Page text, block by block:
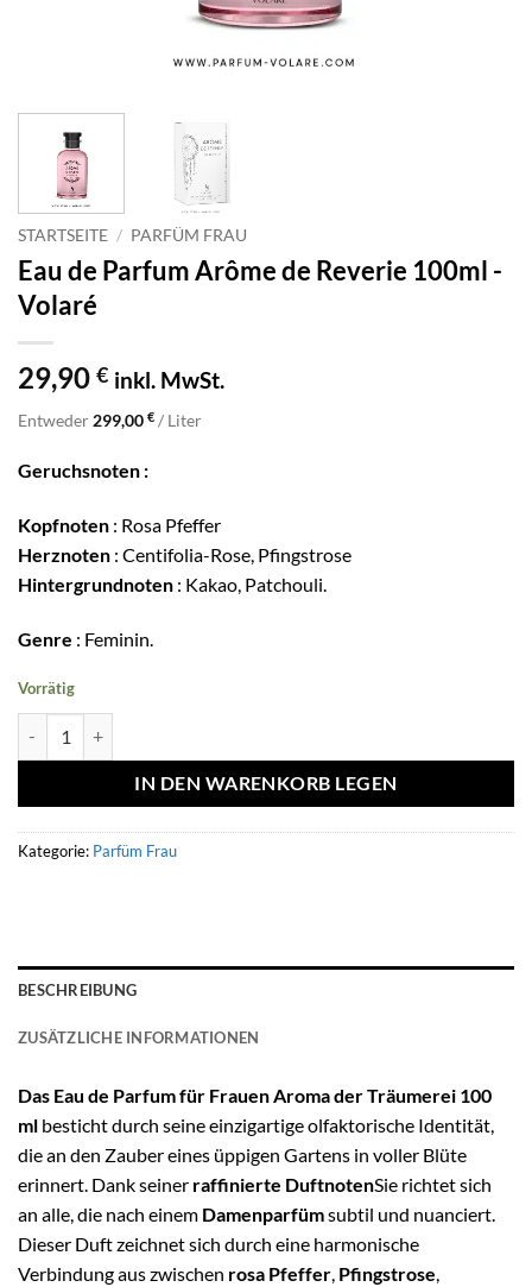
STARTSEITE / PARFÜM FRAU
Eau de Parfum Arôme de Reverie 100ml -
Volaré
29,90 € inkl. MwSt.
Entweder 299,00 € / Liter
Geruchsnoten :
Kopfnoten : Rosa Pfeffer
Herznoten : Centifolia-Rose, Pfingstrose
Hintergrundnoten : Kakao, Patchouli.
Genre : Feminin.
Vorrätig
IN DEN WARENKORB LEGEN
Kategorie: Parfüm Frau
BESCHREIBUNG
ZUSÄTZLICHE INFORMATIONEN
Das Eau de Parfum für Frauen Aroma der Träumerei 100
ml besticht durch seine einzigartige olfaktorische Identität,
die an den Zauber eines üppigen Gartens in voller Blüte
erinnert. Dank seiner raffinierte DuftnotenSie richtet sich
an alle, die nach einem Damenparfümsubtil und nuanciert.
Dieser Duft zeichnet sich durch eine harmonische
Verbindung aus zwischen rosa Pfeffer, Pfingstrose,